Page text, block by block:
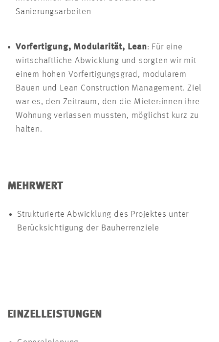
Sanierungsarbeiten
Vorfertigung, Modularität, Lean: Für eine
wirtschaftliche Abwicklung und sorgten wir mit
einem hohen Vorfertigungsgrad, modularem
Bauen und Lean Construction Management. Ziel
war es, den Zeitraum, den die Mieter:innen ihre
Wohnung verlassen mussten, möglichst kurz zu
halten.
MEHRWERT
Strukturierte Abwicklung des Projektes unter
Berücksichtigung der Bauherrenziele
EINZELLEISTUNGEN